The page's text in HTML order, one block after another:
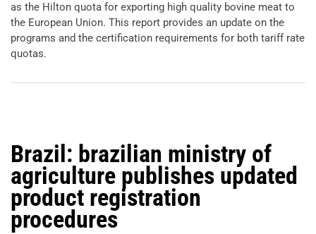
as the Hilton quota for exporting high quality bovine meat to
the European Union. This report provides an update on the
programs and the certification requirements for both tariff rate
quotas.
Brazil: brazilian ministry of
agriculture publishes updated
product registration
procedures